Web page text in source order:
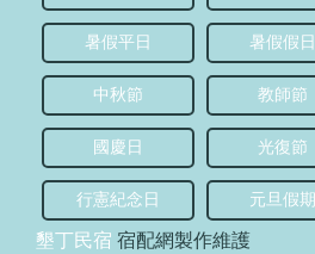
暑假平日 暑假假日
中秋節 教師節
國慶日 光復節
行憲紀念日 元旦假期
墾丁民宿 宿配網製作維護